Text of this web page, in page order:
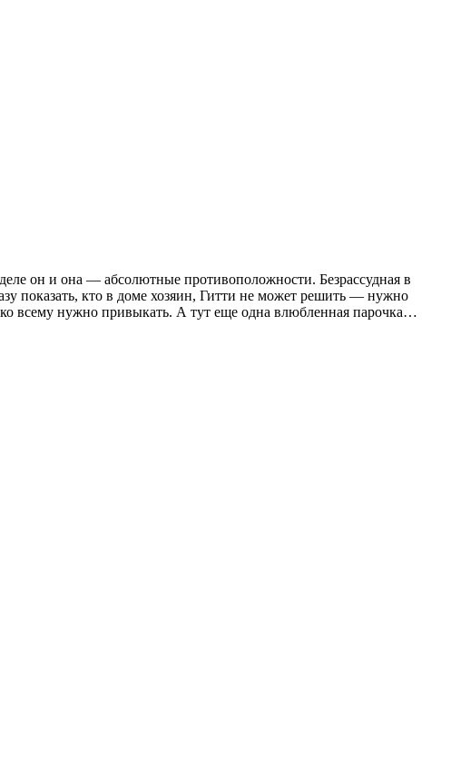
он и она — абсолютные противоположности. Безрассудная в
показать, кто в доме хозяин, Гитти не может решить — нужно
всему нужно привыкать. А тут еще одна влюбленная парочка…